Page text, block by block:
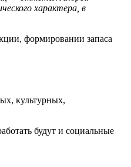
характера, в
формировании запаса
культурных,
будут и социальные